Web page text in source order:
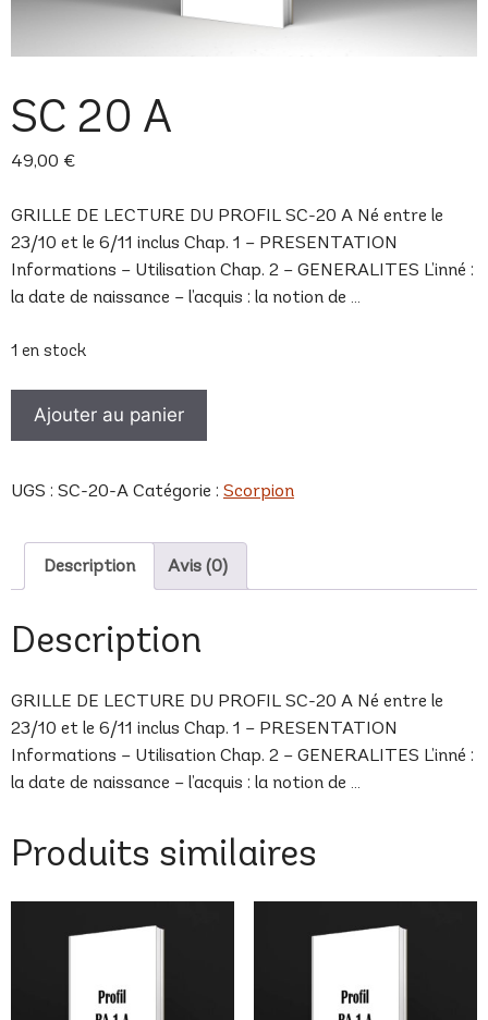
SC 20 A
49,00 €
GRILLE DE LECTURE DU PROFIL SC-20 A Né entre le
23/10 et le 6/11 inclus Chap. 1 – PRESENTATION
Informations – Utilisation Chap. 2 – GENERALITES L’inné :
la date de naissance – l’acquis : la notion de …
1 en stock
20
Ajouter au panier
UGS : SC-20-A Catégorie : Scorpion
Description Avis (0)
Description
GRILLE DE LECTURE DU PROFIL SC-20 A Né entre le
23/10 et le 6/11 inclus Chap. 1 – PRESENTATION
Informations – Utilisation Chap. 2 – GENERALITES L’inné :
la date de naissance – l’acquis : la notion de …
Produits similaires